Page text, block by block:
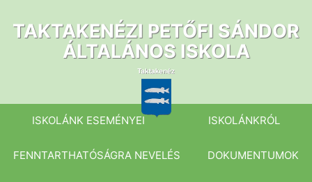
tartalomhoz
TAKTAKENÉZI PETŐFI SÁNDOR
ÁLTALÁNOS ISKOLA
ISKOLÁNK ESEMÉNYEI ISKOLÁNKRÓL
FENNTARTHATÓSÁGRA NEVELÉS DOKUMENTUMOK